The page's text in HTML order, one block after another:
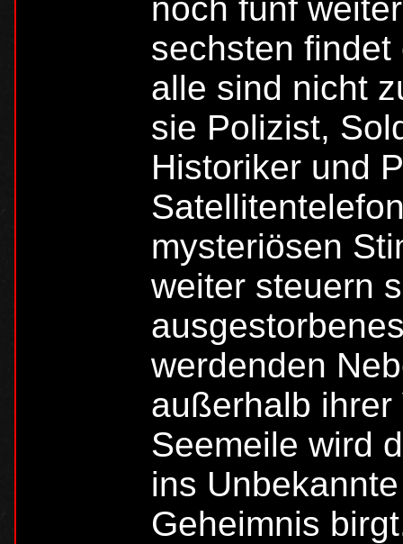
noch fünf
sechsten
alle sind nicht
sie Polizist,
Historiker und
mysteriösen
weiter steuern
werdenden
außerhalb
Seemeile wird
ins
Geheimnis